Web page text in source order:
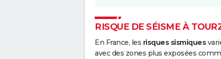
RISQUE DE SÉISME À
En France, les risques sismiques
avec des zones plus exposées